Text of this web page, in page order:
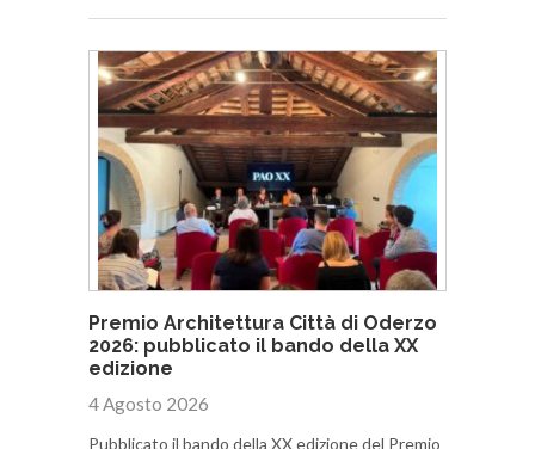
Premio Architettura Città di Oderzo
2026: pubblicato il bando della XX
edizione
4 Agosto 2026
Pubblicato il bando della XX edizione del Premio